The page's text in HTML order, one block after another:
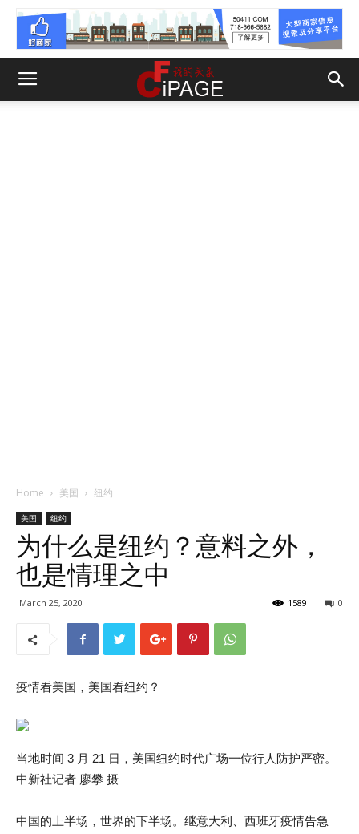
Home 美国 纽约
美国 纽约
为什么是纽约？意料之外，
也是情理之中
March 25, 2020 0
1589
疫情看美国，美国看纽约？
当地时间 3 月 21 日，美国纽约时代广场一位行人防护严密。
中新社记者 廖攀 摄
中国的上半场，世界的下半场。继意大利、西班牙疫情告急